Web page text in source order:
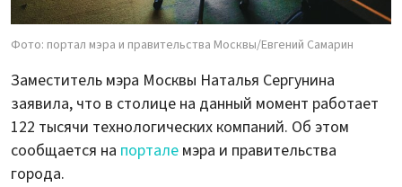
Фото: портал мэра и правительства Москвы/Евгений Самарин
Заместитель мэра Москвы Наталья Сергунина
заявила, что в столице на данный момент работает
122 тысячи технологических компаний. Об этом
сообщается на портале мэра и правительства
города.